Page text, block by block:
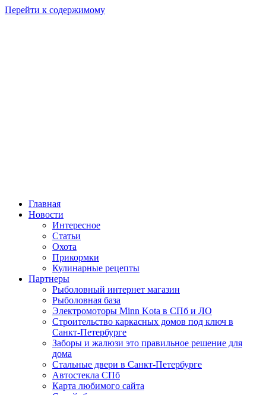
Перейти к содержимому
Главная
Новости
Интересное
Статьи
Охота
Прикормки
Кулинарные рецепты
Партнеры
Рыболовный интернет магазин
Рыболовная база
Электромоторы Minn Kota в СПб и ЛО
Строительство каркасных домов под ключ в
Санкт-Петербурге
Заборы и жалюзи это правильное решение для
дома
Стальные двери в Санкт-Петербурге
Автостекла СПб
Карта любимого сайта